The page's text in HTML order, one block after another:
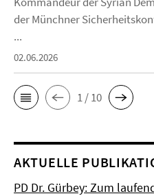
der Münchner
...
02.06.2026
1 / 10
AKTUELLE
PD Dr. Gürbey: Zum